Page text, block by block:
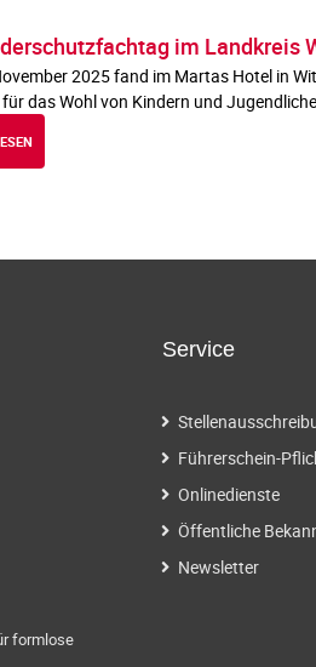
im Landkreis
2025 fand im Martas Hotel in
das Wohl von Kindern und
formlose
Service
Führerschein-
Onlinedienste
Öffentliche
Newsletter